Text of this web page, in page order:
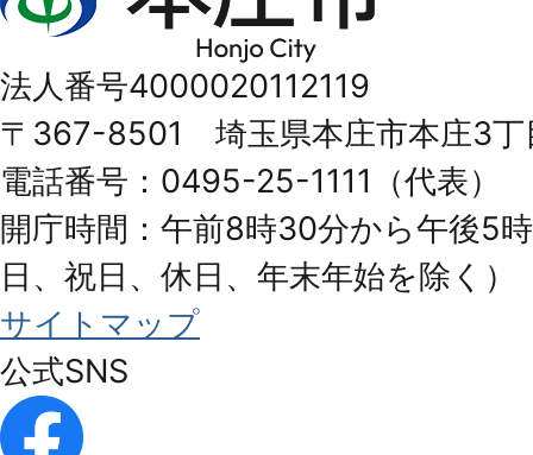
庄
Honjo
City
法人番号4000020112119
〒367-8501 埼玉県本庄市本庄3丁
電話番号：0495-25-1111（代表）
開庁時間：午前8時30分から午後5
日、祝日、休日、年末年始を除く）
サイトマップ
公式SNS